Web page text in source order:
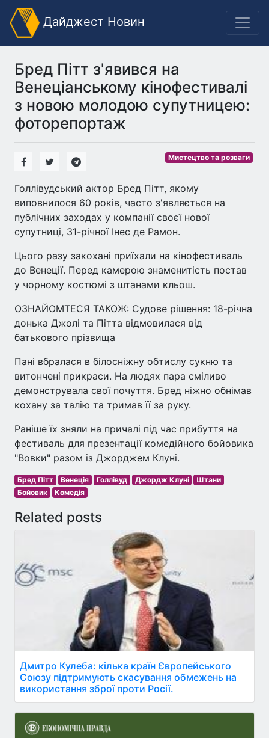
Дайджест Новин
Бред Пітт з'явився на
Венеціанському кінофестивалі
з новою молодою супутницею:
фоторепортаж
Мистецтво та розваги
Голлівудський актор Бред Пітт, якому
виповнилося 60 років, часто з'являється на
публічних заходах у компанії своєї нової
супутниці, 31-річної Інес де Рамон.
Цього разу закохані приїхали на кінофестиваль
до Венеції. Перед камерою знаменитість постав
у чорному костюмі з штанами кльош.
ОЗНАЙОМТЕСЯ ТАКОЖ: Судове рішення: 18-річна
донька Джолі та Пітта відмовилася від
батькового прізвища
Пані вбралася в білосніжну обтислу сукню та
витончені прикраси. На людях пара сміливо
демонструвала свої почуття. Бред ніжно обнімав
кохану за талію та тримав її за руку.
Раніше їх зняли на причалі під час прибуття на
фестиваль для презентації комедійного бойовика
"Вовки" разом із Джорджем Клуні.
Бред Пітт Венеція Голлівуд Джордж Клуні
Штани
Бойовик
Комедія
Related posts
Дмитро Кулеба: кілька країн Європейського
Союзу підтримують скасування обмежень на
використання зброї проти Росії.